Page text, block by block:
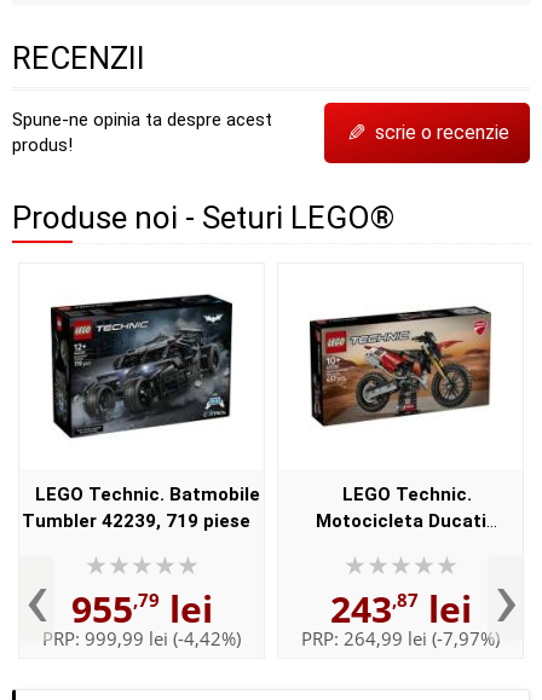
RECENZII
Spune-ne opinia ta despre acest
produs!
✎ scrie o recenzie
Produse noi - Seturi LEGO®
‹
LEGO Technic. Batmobile
Tumbler 42239, 719 piese
955,79 lei
PRP: 999,99 lei (-4,42%)
LEGO Technic.
Motocicleta Ducati
uzina 42238, 457 piese
243,87lei
PRP: 264,99 lei (-7,97%)›